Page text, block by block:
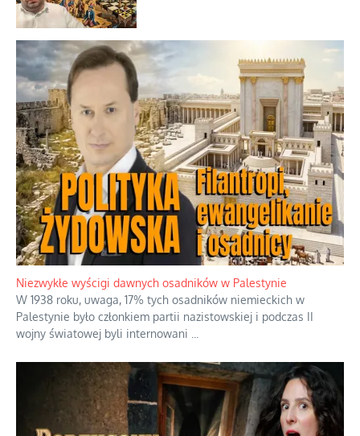
Niezwykłe wyścigi dawnych osadników w Palestynie
W 1938 roku, uwaga, 17% tych osadników niemieckich w
Palestynie było członkiem partii nazistowskiej i podczas II
wojny światowej byli internowani